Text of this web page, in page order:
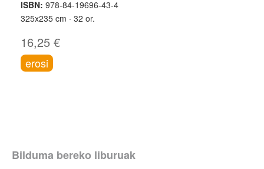
ISBN: 978-84-19696-43-4
325x235 cm
32 or.
16,25 €
erosi
Bilduma bereko liburuak